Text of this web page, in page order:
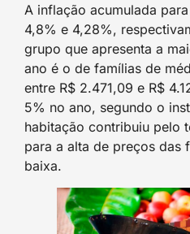
A inflação acumulada
4,8% e 4,28%,
grupo que apresenta a
ano é o de famílias de
entre R$ 2.471,09 e R$
5% no ano, segundo o
habitação contribuiu pelo
para a alta de preços das
baixa.